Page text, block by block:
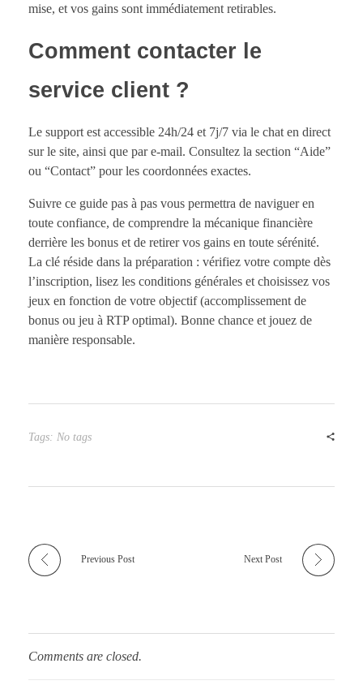
mise, et vos gains sont immédiatement retirables.
Comment contacter le
service client ?
Le support est accessible 24h/24 et 7j/7 via le chat en direct
sur le site, ainsi que par e-mail. Consultez la section “Aide”
ou “Contact” pour les coordonnées exactes.
Suivre ce guide pas à pas vous permettra de naviguer en
toute confiance, de comprendre la mécanique financière
derrière les bonus et de retirer vos gains en toute sérénité.
La clé réside dans la préparation : vérifiez votre compte dès
l’inscription, lisez les conditions générales et choisissez vos
jeux en fonction de votre objectif (accomplissement de
bonus ou jeu à RTP optimal). Bonne chance et jouez de
manière responsable.
Tags: No tags
Previous Post Next Post
Comments are closed.